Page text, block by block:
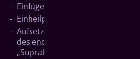
Einfügen der künstlichen
Einheilphase
Aufsetzen des
des endgültigen Zahnersatzes (
„Suprakonstruktion“)